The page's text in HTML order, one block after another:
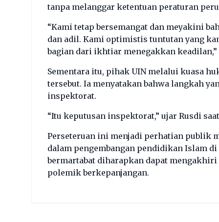
tanpa melanggar ketentuan peraturan
“Kami tetap bersemangat dan meyakini
dan adil. Kami optimistis tuntutan yang
bagian dari ikhtiar menegakkan keadilan,”
Sementara itu, pihak UIN melalui kuasa
tersebut. Ia menyatakan bahwa langkah
inspektorat.
“Itu keputusan inspektorat,” ujar Rusdi
Perseteruan ini menjadi perhatian publik
dalam pengembangan pendidikan Islam
bermartabat diharapkan dapat
polemik berkepanjangan.